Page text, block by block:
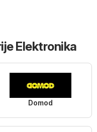
Elektronika
Domod